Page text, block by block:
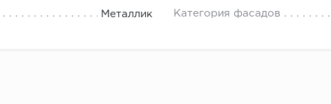
Металлик Категория фасадов